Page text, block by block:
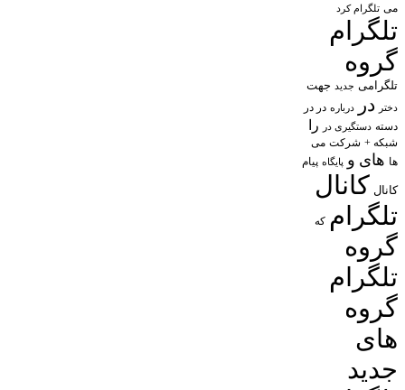
می تلگرام کرد
تلگرام
گروه
تلگرامی جدید جهت
دختر در درباره در در
دسته دستگیری در را
شبکه + شرکت می
ها های و پایگاه پیام
کانال کانال
تلگرام که
گروه
تلگرام
گروه
های
جدید